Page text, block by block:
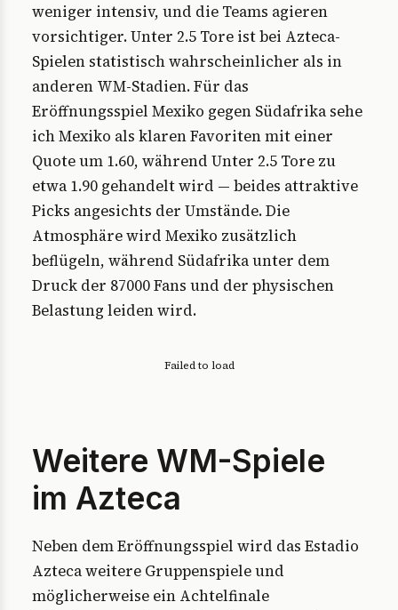
weniger intensiv, und die Teams agieren
vorsichtiger. Unter 2.5 Tore ist bei Azteca-
Spielen statistisch wahrscheinlicher als in
anderen WM-Stadien. Für das
Eröffnungsspiel Mexiko gegen Südafrika sehe
ich Mexiko als klaren Favoriten mit einer
Quote um 1.60, während Unter 2.5 Tore zu
etwa 1.90 gehandelt wird — beides attraktive
Picks angesichts der Umstände. Die
Atmosphäre wird Mexiko zusätzlich
beflügeln, während Südafrika unter dem
Druck der 87000 Fans und der physischen
Belastung leiden wird.
Failed to load
Weitere WM-Spiele
im Azteca
Neben dem Eröffnungsspiel wird das Estadio
Azteca weitere Gruppenspiele und
möglicherweise ein Achtelfinale